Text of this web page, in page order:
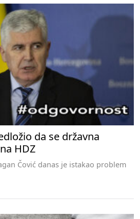
da se državna
HDZ
Čović danas je istakao problem